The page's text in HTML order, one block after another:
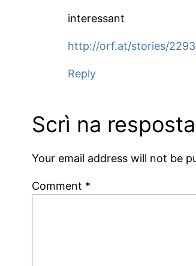
interessant
http://orf.at/stories/
Reply
Scrì na resposta
Your email address will not be
Comment *